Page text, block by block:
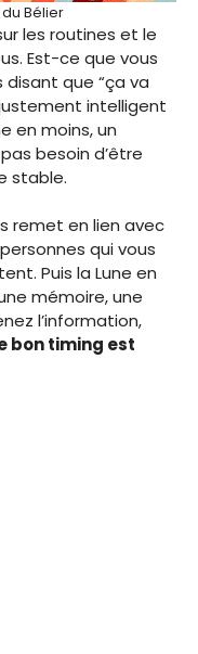
Bélier
les routines et le
Est-ce que vous
disant que “ça va
intelligent
en moins, un
besoin d’être
stable.
remet en lien avec
qui vous
Puis la Lune en
mémoire, une
l’information,
bon timing est